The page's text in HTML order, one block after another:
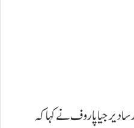
جیاپاروف نے کہا کہ